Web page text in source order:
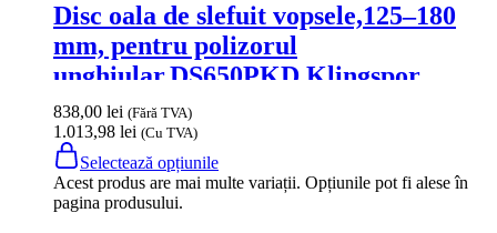
Disc oala de slefuit vopsele,125–180
mm, pentru polizorul
unghiular,DS650PKD Klingspor
838,00 lei (Fără TVA)
1.013,98 lei (Cu TVA)
Selectează opțiunile
Acest produs are mai multe variații. Opțiunile pot fi alese în
pagina produsului.